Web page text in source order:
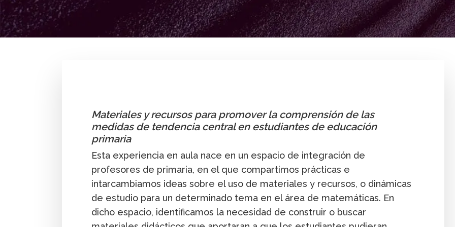
Materiales y recursos para promover la comprensión de las
medidas de tendencia central en estudiantes de educación
primaria
Esta experiencia en aula nace en un espacio de integración de
profesores de primaria, en el que compartimos prácticas e
intarcambiamos ideas sobre el uso de materiales y recursos, o dinámicas
de estudio para un determinado tema en el área de matemáticas. En
dicho espacio, identificamos la necesidad de construir o buscar